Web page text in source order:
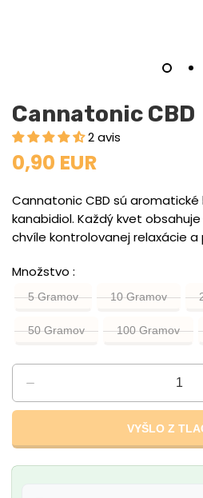
Cannatonic CBD
2 avis
0,90 EUR
Cannatonic CBD sú
kanabidiol. Každý kvet
chvíle kontrolovanej relaxácie a
Množstvo
5 Gramov 10 Gramov
50 Gramov 100 Gramov
VYŠLO Z